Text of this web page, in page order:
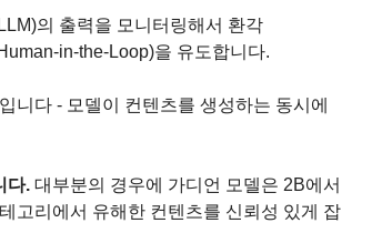
의 출력을 모니터링해서 환각
in-the-Loop)을 유도합니다.
니다 - 모델이 컨텐츠를 생성하는 동시에
다. 대부분의 경우에 가디언 모델은 2B에서
고리에서 유해한 컨텐츠를 신뢰성 있게 잡